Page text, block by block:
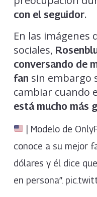
con el seguidor.
En las imágenes
sociales,
conversando de
fan sin embargo
cambiar cuando
está mucho más
| Modelo de
conoce a su mejor
dólares y él dice
en persona”.